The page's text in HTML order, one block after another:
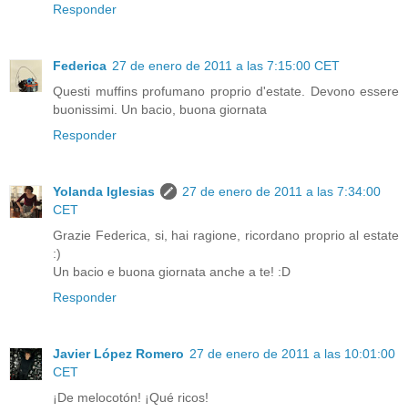
Responder
Federica 27 de enero de 2011 a las 7:15:00 CET
Questi muffins profumano proprio d'estate. Devono essere
buonissimi. Un bacio, buona giornata
Responder
Yolanda Iglesias
27 de enero de 2011 a las 7:34:00
CET
Grazie Federica, si, hai ragione, ricordano proprio al estate
:)
Un bacio e buona giornata anche a te! :D
Responder
Javier López Romero 27 de enero de 2011 a las 10:01:00
CET
¡De melocotón! ¡Qué ricos!